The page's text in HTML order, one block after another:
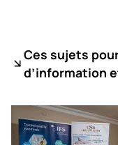
Ces sujets
d’information